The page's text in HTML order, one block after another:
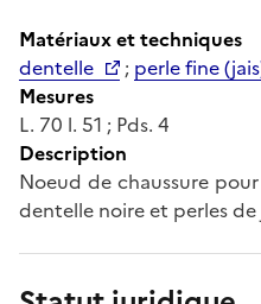
Matériaux et techniques
dentelle
; perle fine
Mesures
L. 70 l. 51 ; Pds. 4
Description
Noeud de chaussure
dentelle noire et perles de